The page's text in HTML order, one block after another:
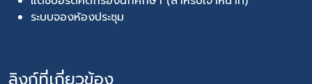
ระบบจองห้องประชุม